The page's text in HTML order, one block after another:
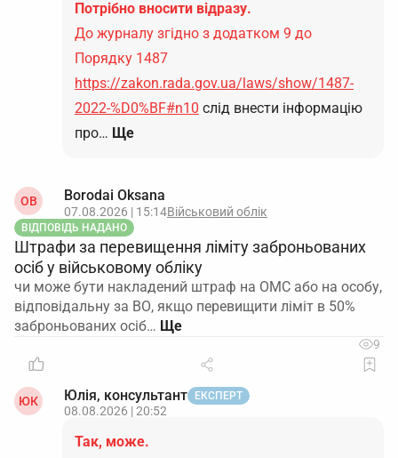
Потрібно вносити відразу.
До журналу згідно з додатком 9 до
Порядку 1487
https://zakon.rada.gov.ua/laws/show/1487-
2022-%D0%BF#n10 слід внести інформацію
про… Ще
OB Borodai Oksana
07.08.2026 | 15:14Військовий облік
ВІДПОВІДЬ НАДАНО
Штрафи за перевищення ліміту заброньованих
осіб у військовому обліку
чи може бути накладений штраф на ОМС або на особу,
відповідальну за ВО, якщо перевищити ліміт в 50%
заброньованих осіб…
9
ЮК Юлія, консультант ЕКСПЕРТ
08.08.2026 | 20:52
Так, може.